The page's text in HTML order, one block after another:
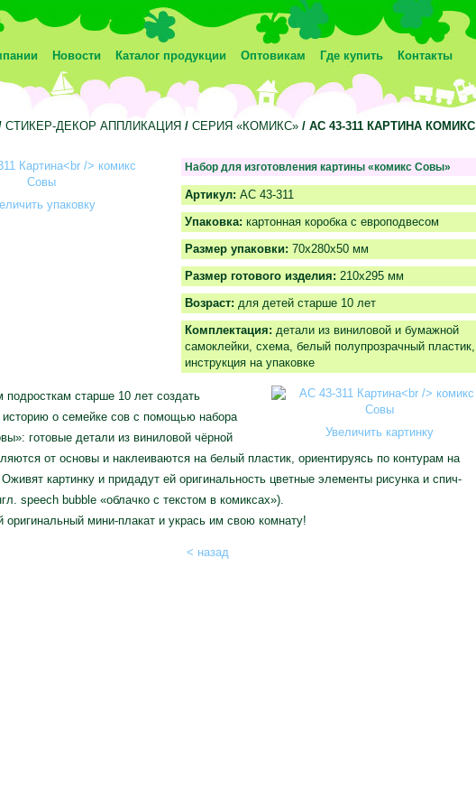
Новости Каталог продукции Оптовикам Где купить Контакты
СТИКЕР-ДЕКОР АППЛИКАЦИЯ / СЕРИЯ «КОМИКС»/ АС 43-311 КАРТИНА КОМИКС
упаковку
Набор для изготовления картины «комикс Совы»
Артикул: АС 43-311
Упаковка: картонная коробка с европодвесом
Размер упаковки: 70х280x50 мм
Размер готового изделия: 210х295 мм
Возраст: для детей старше 10 лет
Комплектация: детали из виниловой и бумажной
самоклейки, схема, белый полупрозрачный пластик,
инструкция на упаковке
Увеличить картинку
подросткам старше 10 лет создать
о семейке сов с помощью набора
готовые детали из виниловой чёрной
от основы и наклеиваются на белый пластик, ориентируясь по контурам на
Оживят картинку и придадут ей оригинальность цветные элементы рисунка и спич-
speech bubble «облачко с текстом в комиксах»).
оригинальный мини-плакат и укрась им свою комнату!
< назад